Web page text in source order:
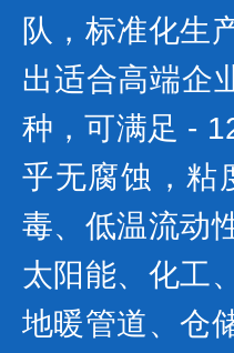
队，标准化生
出适合高端企
种，可满足 -
乎无腐蚀，粘
毒、低温流动
太阳能、化工
地暖管道、仓